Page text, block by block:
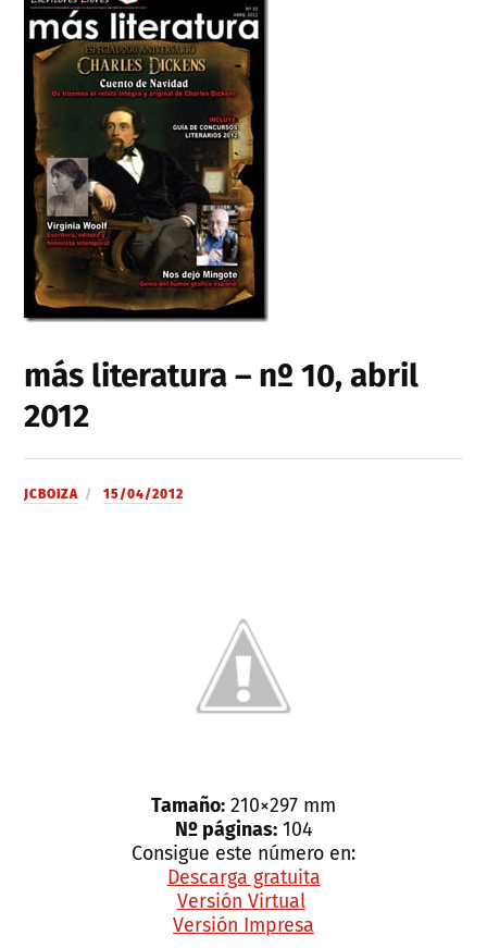
más literatura – nº 10, abril
2012
JCBOIZA 15/04/2012
Tamaño: 210×297 mm
Nº páginas:104
Consigue este número en:
Descarga gratuita
Versión Virtual
Versión Impresa